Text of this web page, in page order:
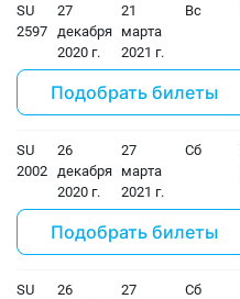
SU
2597
27
декабря
2020 г.
21
марта
2021 г.
Вс
Подобрать билеты
SU
2002
26
декабря
2020 г.
27
марта
2021 г.
Сб
Подобрать билеты
SU
26
27
Сб